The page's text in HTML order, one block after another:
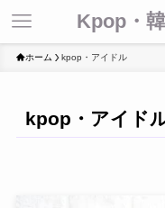
Kpop・
ホーム kpop・アイドル
kpop・アイド